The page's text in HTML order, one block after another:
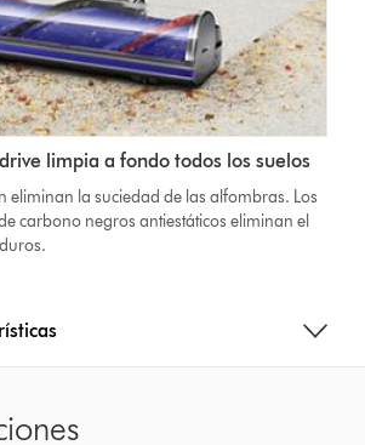
limpia a fondo todos los suelos
eliminan la suciedad de las alfombras. Los
carbono negros antiestáticos eliminan el